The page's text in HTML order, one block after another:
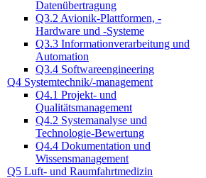
Datenübertragung
Q3.2 Avionik-Plattformen, -
Hardware und -Systeme
Q3.3 Informationverarbeitung und
Automation
Q3.4 Softwareengineering
Q4 Systemtechnik/-management
Q4.1 Projekt- und
Qualitätsmanagement
Q4.2 Systemanalyse und
Technologie-Bewertung
Q4.4 Dokumentation und
Wissensmanagement
Q5 Luft- und Raumfahrtmedizin